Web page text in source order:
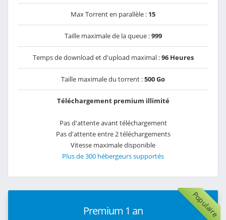
Max Torrent en parallèle : 15
Taille maximale de la queue :999
Temps de download et d'upload maximal :96 Heures
Taille maximale du torrent :500 Go
Téléchargement premium illimité
Pas d'attente avant téléchargement
Pas d'attente entre 2 téléchargements
Vitesse maximale disponible
Plus de 300 hébergeurs supportés
Populaire
Premium 1 an